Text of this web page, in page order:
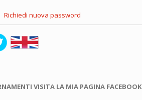
Richiedi nuova password
VISITA LA MIA PAGINA FACEBOOK